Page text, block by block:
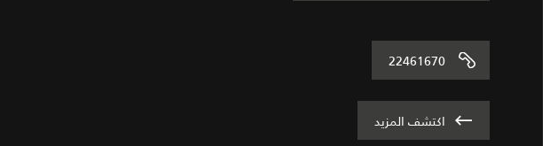
22461670
اكتشف المزيد